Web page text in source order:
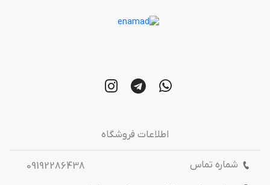
اطلاعات فروشگاه
شماره تماس
09192286438